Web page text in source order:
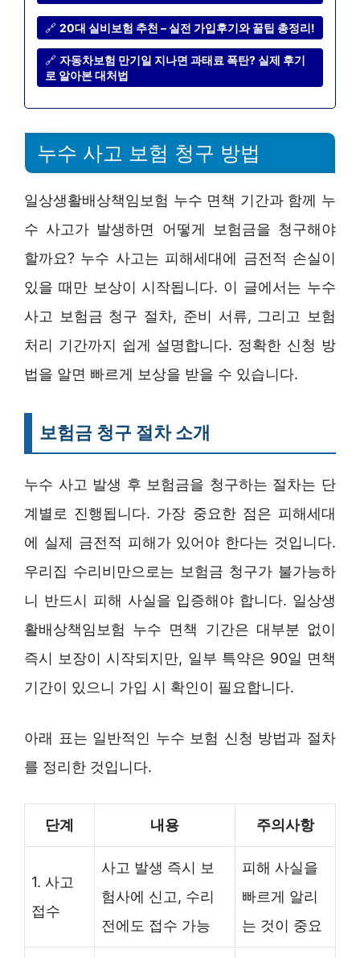
🔗 20대 실비보험 추천 – 실전 가입후기와 꿀팁 총정리!
🔗 자동차보험 만기일 지나면 과태료 폭탄? 실제 후기
로 알아본 대처법
누수 사고 보험 청구 방법
일상생활배상책임보험 누수 면책 기간과 함께 누
수 사고가 발생하면 어떻게 보험금을 청구해야
할까요? 누수 사고는 피해세대에 금전적 손실이
있을 때만 보상이 시작됩니다. 이 글에서는 누수
사고 보험금 청구 절차, 준비 서류, 그리고 보험
처리 기간까지 쉽게 설명합니다. 정확한 신청 방
법을 알면 빠르게 보상을 받을 수 있습니다.
보험금 청구 절차 소개
누수 사고 발생 후 보험금을 청구하는 절차는 단
계별로 진행됩니다. 가장 중요한 점은 피해세대
에 실제 금전적 피해가 있어야 한다는 것입니다.
우리집 수리비만으로는 보험금 청구가 불가능하
니 반드시 피해 사실을 입증해야 합니다. 일상생
활배상책임보험 누수 면책 기간은 대부분 없이
즉시 보장이 시작되지만, 일부 특약은 90일 면책
기간이 있으니 가입 시 확인이 필요합니다.
아래 표는 일반적인 누수 보험 신청 방법과 절차
를 정리한 것입니다.
단계 내용 주의사항
1. 사고
접수
사고 발생 즉시 보
험사에 신고, 수리
전에도 접수 가능
피해 사실을
빠르게 알리
는 것이 중요